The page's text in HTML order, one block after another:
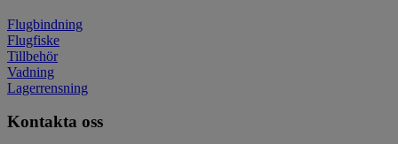
Flugbindning
Flugfiske
Tillbehör
Vadning
Lagerrensning
Kontakta oss